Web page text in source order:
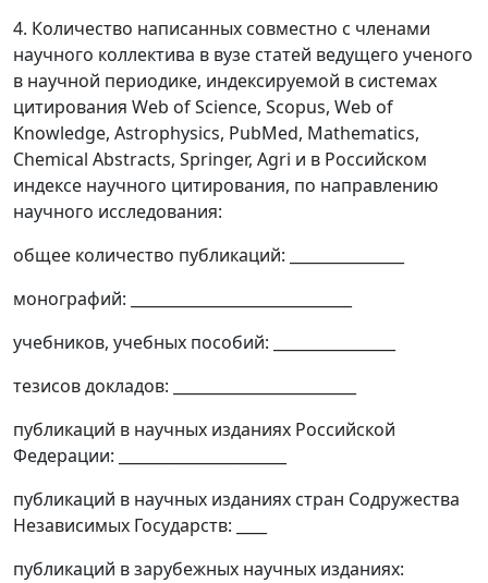
4. Количество написанных совместно с членами
научного коллектива в вузе статей ведущего ученого
в научной периодике, индексируемой в системах
цитирования Web of Science, Scopus, Web of
Knowledge, Astrophysics, PubMed, Mathematics,
Chemical Abstracts, Springer, Agri и в Российском
индексе научного цитирования, по направлению
научного исследования:
общее количество публикаций: _______________
монографий: _____________________________
учебников, учебных пособий: ________________
тезисов докладов: ________________________
публикаций в научных изданиях Российской
Федерации: ______________________
публикаций в научных изданиях стран Содружества
Независимых Государств: ____
публикаций в зарубежных научных изданиях: